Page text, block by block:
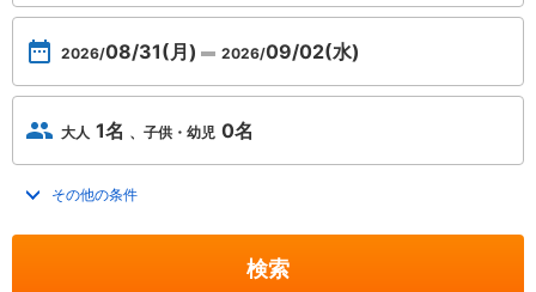
2026/08/31(月) 2026/09/02(水)
大人 1名 子供・幼児 0名
トグルを開く
その他の条件
検索